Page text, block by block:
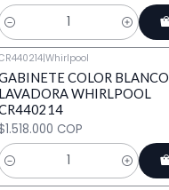
|Whirlpool
COLOR BLANCO
WHIRLPOOL
COP